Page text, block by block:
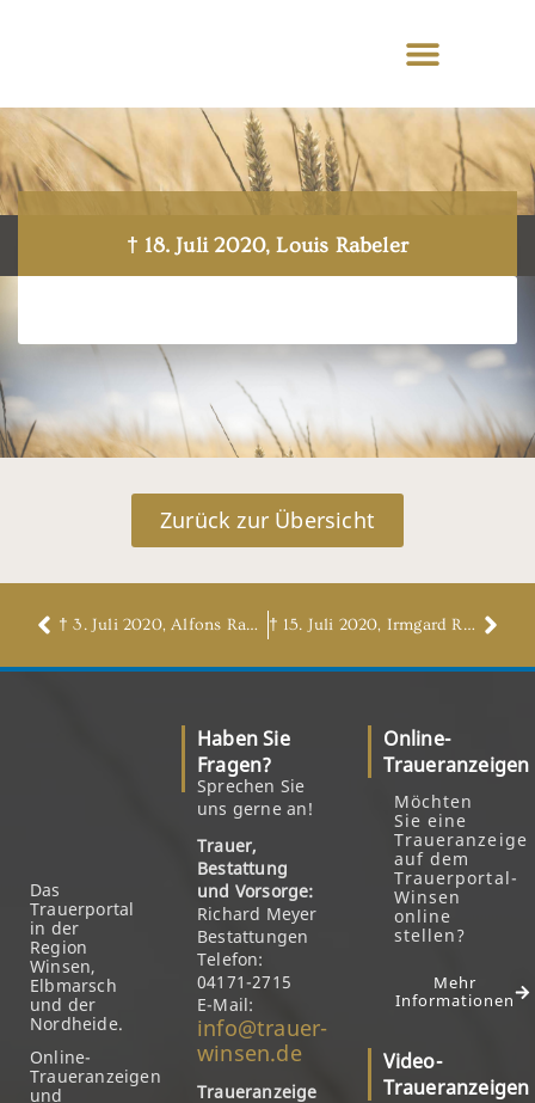
† 18. Juli 2020, Louis Rabeler
Zurück zur Übersicht
† 3. Juli 2020, Alfons Rauschenberger † 15. Juli 2020, Irmgard Rehr, geb. Grucz
Das
Trauerportal
in der
Region
Winsen,
Elbmarsch
und der
Nordheide.
Online-
Traueranzeigen
und
Haben Sie
Fragen?
Sprechen Sie
uns gerne an!
Trauer,
Bestattung
und Vorsorge:
Richard Meyer
Bestattungen
Telefon:
04171-2715
E-Mail:
info@trauer-
winsen.de
Traueranzeige
Online-
Traueranzeigen
Möchten
Sie eine
Traueranzeige
auf dem
Trauerportal-
Winsen
online
stellen?
Mehr
Informationen
Video-
Traueranzeigen